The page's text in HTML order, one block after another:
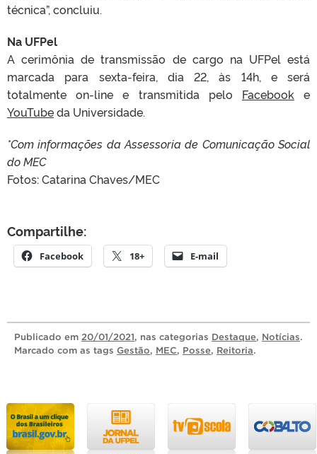
técnica”, concluiu.
Na UFPel
A cerimônia de transmissão de cargo na UFPel está
marcada para sexta-feira, dia 22, às 14h, e será
totalmente on-line e transmitida pelo Facebook e
YouTubeda Universidade.
*Com informações da Assessoria de Comunicação Social
do MEC
Fotos: Catarina Chaves/MEC
Compartilhe:
Facebook 18+ E-mail
Publicado em 20/01/2021, nas categorias Destaque, Notícias.
Marcado com as tags Gestão, MEC, Posse, Reitoria.